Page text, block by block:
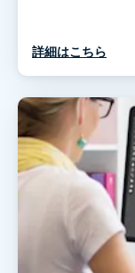
詳細はこちら